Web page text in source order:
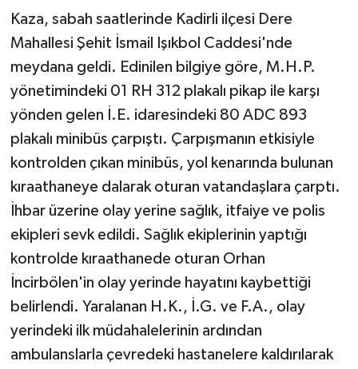
Kaza, sabah saatlerinde Kadirli ilçesi Dere
Mahallesi Şehit İsmail Işıkbol Caddesi'nde
meydana geldi. Edinilen bilgiye göre, M.H.P.
yönetimindeki 01 RH 312 plakalı pikap ile karşı
yönden gelen İ.E. idaresindeki 80 ADC 893
plakalı minibüs çarpıştı. Çarpışmanın etkisiyle
kontrolden çıkan minibüs, yol kenarında bulunan
kıraathaneye dalarak oturan vatandaşlara çarptı.
İhbar üzerine olay yerine sağlık, itfaiye ve polis
ekipleri sevk edildi. Sağlık ekiplerinin yaptığı
kontrolde kıraathanede oturan Orhan
İncirbölen'in olay yerinde hayatını kaybettiği
belirlendi. Yaralanan H.K., İ.G. ve F.A., olay
yerindeki ilk müdahalelerinin ardından
ambulanslarla çevredeki hastanelere kaldırılarak